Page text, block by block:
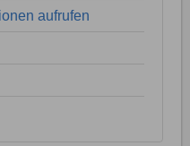
aufrufen